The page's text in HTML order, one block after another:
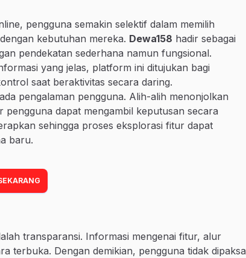
pengguna semakin selektif dalam memilih
kebutuhan mereka. Dewa158 hadir sebagai
pendekatan sederhana namun fungsional.
yang jelas, platform ini ditujukan bagi
saat beraktivitas secara daring.
pengalaman pengguna. Alih-alih menonjolkan
dapat mengambil keputusan secara
sehingga proses eksplorasi fitur dapat
baru.
transparansi. Informasi mengenai fitur, alur
terbuka. Dengan demikian, pengguna tidak dipaksa